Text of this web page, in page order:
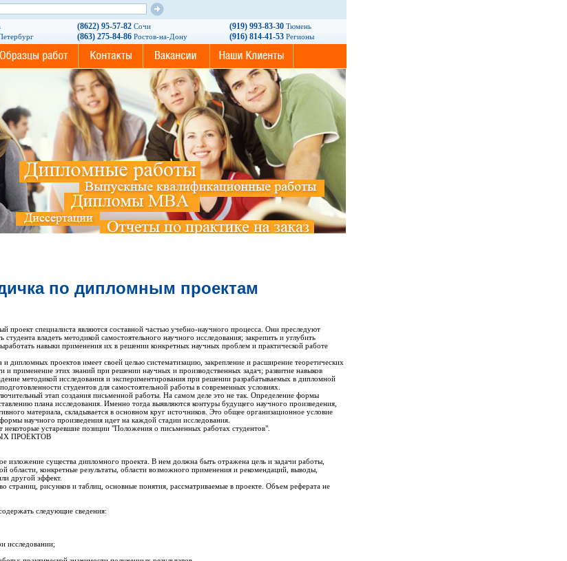
(8622) 95-57-82 Сочи
(863) 275-84-86 Ростов-на-Дону
(919) 993-83-30 Тюмень
(916) 814-41-53 Регионы
по дипломным проектам
проект специалиста являются составной частью учебно-научного процесса. Они преследуют
студента владеть методикой самостоятельного научного исследования; закрепить и углубить
навыки применения их в решении конкретных научных проблем и практической работе
дипломных проектов имеет своей целью систематизацию, закрепление и расширение теоретических
и применение этих знаний при решении научных и производственных задач; развитие навыков
методикой исследования и экспериментирования при решении разрабатываемых в дипломной
студентов для самостоятельной работы в современных условиях.
этап создания письменной работы. На самом деле это не так. Определение формы
плана исследования. Именно тогда выявляются контуры будущего научного произведения,
материала, складывается в основном круг источников. Это общее организационное условие
научного произведения идет на каждой стадии исследования.
некоторые устаревшие позиции "Положения о письменных работах студентов".
ПРОЕКТОВ
изложение существа дипломного проекта. В нем должна быть отражена цель и задачи работы,
области, конкретные результаты, области возможного применения и рекомендаций, выводы,
другой эффект.
страниц, рисунков и таблиц, основные понятия, рассматриваемые в проекте. Объем реферата не
следующие сведения:
исследовании;